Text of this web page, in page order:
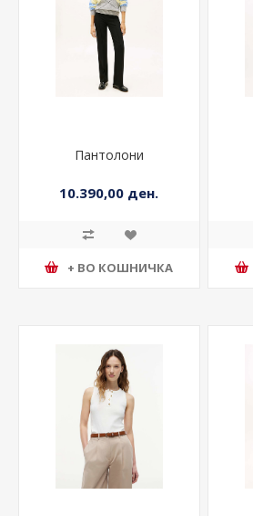
Пантолони
10.390,00 ден.
+ ВО КОШНИЧКА